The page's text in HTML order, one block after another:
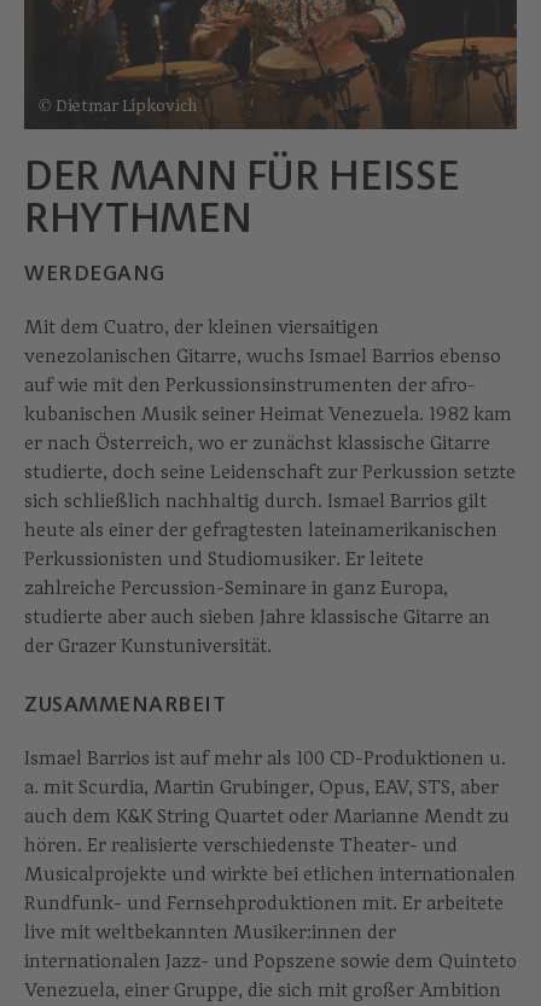
© Dietmar Lipkovich
DER MANN FÜR HEISSE
RHYTHMEN
WERDEGANG
Mit dem Cuatro, der kleinen viersaitigen
venezolanischen Gitarre, wuchs Ismael Barrios ebenso
auf wie mit den Perkussionsinstrumenten der afro-
kubanischen Musik seiner Heimat Venezuela. 1982 kam
er nach Österreich, wo er zunächst klassische Gitarre
studierte, doch seine Leidenschaft zur Perkussion setzte
sich schließlich nachhaltig durch. Ismael Barrios gilt
heute als einer der gefragtesten lateinamerikanischen
Perkussionisten und Studiomusiker. Er leitete
zahlreiche Percussion-Seminare in ganz Europa,
studierte aber auch sieben Jahre klassische Gitarre an
der Grazer Kunstuniversität.
ZUSAMMENARBEIT
Ismael Barrios ist auf mehr als 100 CD-Produktionen u.
a. mit Scurdia, Martin Grubinger, Opus, EAV, STS, aber
auch dem K&K String Quartet oder Marianne Mendt zu
hören. Er realisierte verschiedenste Theater- und
Musicalprojekte und wirkte bei etlichen internationalen
Rundfunk- und Fernsehproduktionen mit. Er arbeitete
live mit weltbekannten Musiker:innen der
internationalen Jazz- und Popszene sowie dem Quinteto
Venezuela, einer Gruppe, die sich mit großer Ambition